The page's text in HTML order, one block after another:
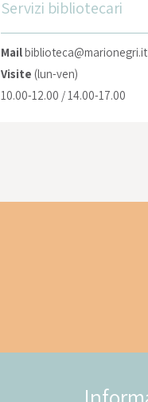
Servizi bibliotecari
Mailbiblioteca@marionegri.it
Visite (lun-ven)
10.00-12.00 / 14.00-17.00